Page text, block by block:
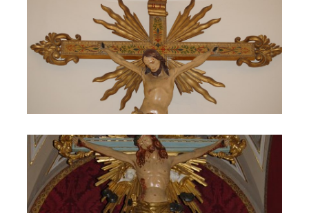
Crocefisso della Chiesa di Santa Maria della Piazza